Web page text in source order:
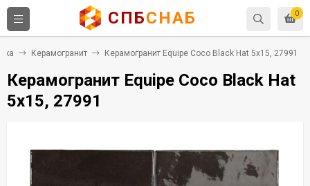
0
СПБСНАБ
Керамогранит Керамогранит Equipe Coco Black Hat 5x15, 27991
Керамогранит Equipe Coco Black Hat
5x15, 27991